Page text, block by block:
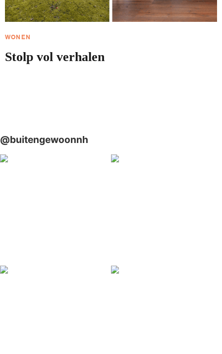
WONEN
Stolp vol verhalen